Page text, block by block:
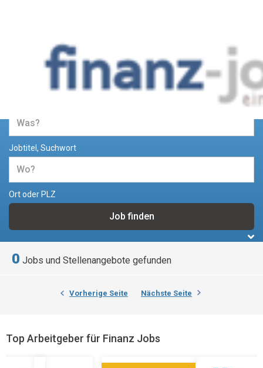
Jobs und Stellenangebote im
Bereich Finanzen
Jobtitel, Suchwort
Ort oder PLZ
0 Jobs und Stellenangebote gefunden
Vorherige Seite Nächste Seite
Top Arbeitgeber für Finanz Jobs